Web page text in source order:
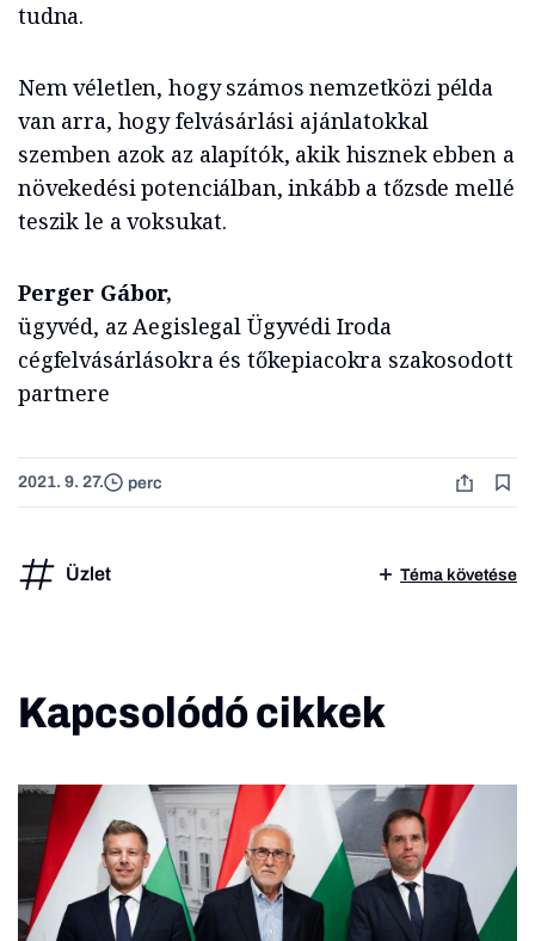
tudna.
Nem véletlen, hogy számos nemzetközi példa
van arra, hogy felvásárlási ajánlatokkal
szemben azok az alapítók, akik hisznek ebben a
növekedési potenciálban, inkább a tőzsde mellé
teszik le a voksukat.
Perger Gábor,
ügyvéd, az Aegislegal Ügyvédi Iroda
cégfelvásárlásokra és tőkepiacokra szakosodott
partnere
2021. 9. 27. perc
Üzlet Téma követése
Kapcsolódó cikkek